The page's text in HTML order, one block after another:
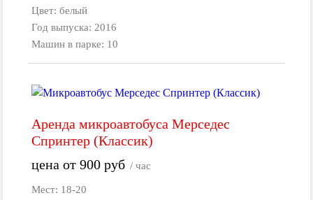
Цвет: белый
Год выпуска: 2016
Машин в парке: 10
Аренда микроавтобуса Мерседес
Спринтер (Классик)
цена от 900руб / час
Мест: 18-20